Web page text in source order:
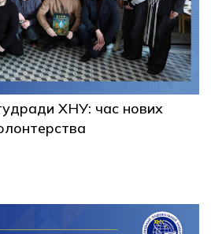
ХНУ: час нових